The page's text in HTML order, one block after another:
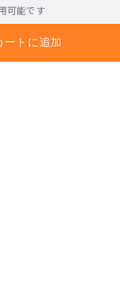
可能です
ートに追加